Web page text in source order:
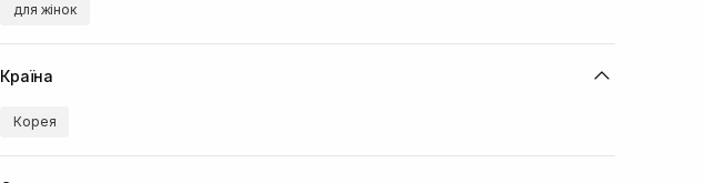
для жінок
Країна
Корея